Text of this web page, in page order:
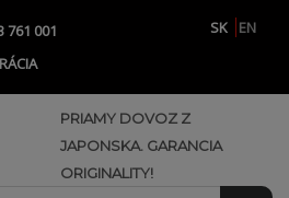
761 001 SK
EN
PRIAMY DOVOZ Z
JAPONSKA. GARANCIA
ORIGINALITY!